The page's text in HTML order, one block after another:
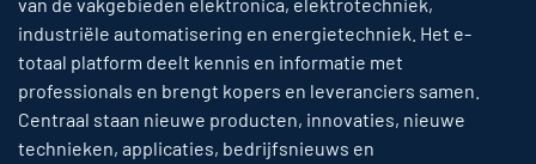
van de vakgebieden elektronica, elektrotechniek,
industriële automatisering en energietechniek. Het e-
totaal platform deelt kennis en informatie met
professionals en brengt kopers en leveranciers samen.
Centraal staan nieuwe producten, innovaties, nieuwe
technieken, applicaties, bedrijfsnieuws en